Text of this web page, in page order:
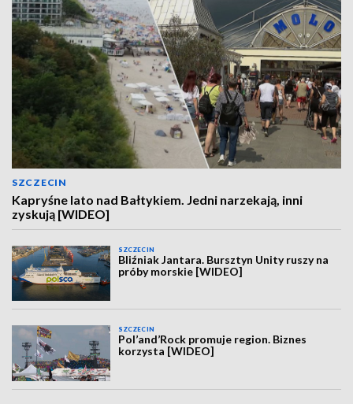
SZCZECIN
Kapryśne lato nad Bałtykiem. Jedni narzekają, inni
zyskują [WIDEO]
SZCZECIN
Bliźniak Jantara. Bursztyn Unity ruszy na
próby morskie [WIDEO]
SZCZECIN
Pol’and’Rock promuje region. Biznes
korzysta [WIDEO]